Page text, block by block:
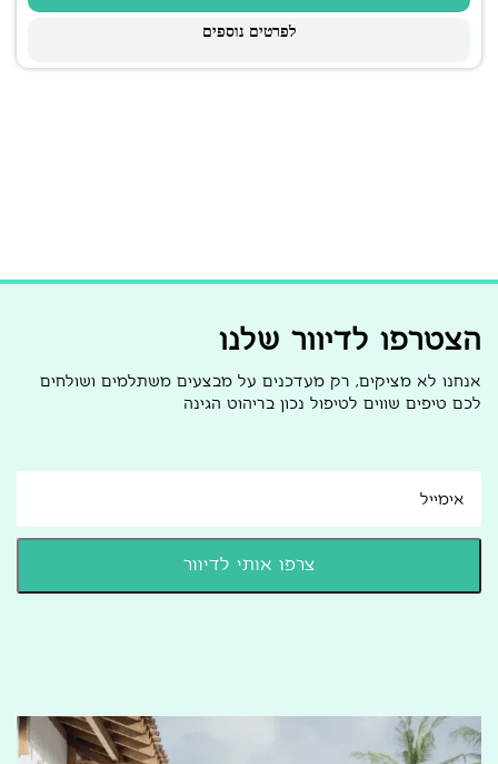
לפרטים נוספים
הצטרפו לדיוור שלנו
אנחנו לא מציקים, רק מעדכנים על מבצעים משתלמים ושולחים
לכם טיפים שווים לטיפול נכון בריהוט הגינה